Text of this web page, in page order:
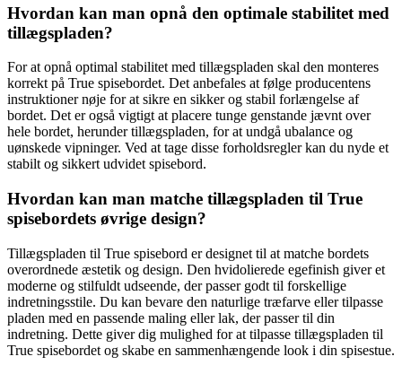
Hvordan kan man opnå den optimale stabilitet med
tillægspladen?
For at opnå optimal stabilitet med tillægspladen skal den monteres
korrekt på True spisebordet. Det anbefales at følge producentens
instruktioner nøje for at sikre en sikker og stabil forlængelse af
bordet. Det er også vigtigt at placere tunge genstande jævnt over
hele bordet, herunder tillægspladen, for at undgå ubalance og
uønskede vipninger. Ved at tage disse forholdsregler kan du nyde et
stabilt og sikkert udvidet spisebord.
Hvordan kan man matche tillægspladen til True
spisebordets øvrige design?
Tillægspladen til True spisebord er designet til at matche bordets
overordnede æstetik og design. Den hvidolierede egefinish giver et
moderne og stilfuldt udseende, der passer godt til forskellige
indretningsstile. Du kan bevare den naturlige træfarve eller tilpasse
pladen med en passende maling eller lak, der passer til din
indretning. Dette giver dig mulighed for at tilpasse tillægspladen til
True spisebordet og skabe en sammenhængende look i din spisestue.